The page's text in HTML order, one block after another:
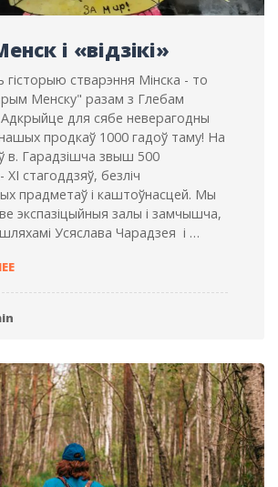
і «відзікі»
гісторыю стварэння Мінска - то
Менску" разам з Глебам
для сябе неверагодны
продкаў 1000 гадоў таму! На
в. Гарадзішча звыш 500
ХІ стагоддзяў, безліч
прадметаў і каштоўнасцей. Мы
экспазіцыйныя залы і замчышча,
Усяслава Чарадзея і …
СТАРЫ
І